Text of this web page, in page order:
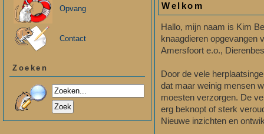
Opvang
Contact
Zoeken
Welkom
Hallo, mijn naam is Kim
knaagdieren opgevangen
Amersfoort e.o.,
Door de vele
dat maar weinig mensen
moesten verzorgen. De
erg beknopt of sterk
Nieuwe inzichten en